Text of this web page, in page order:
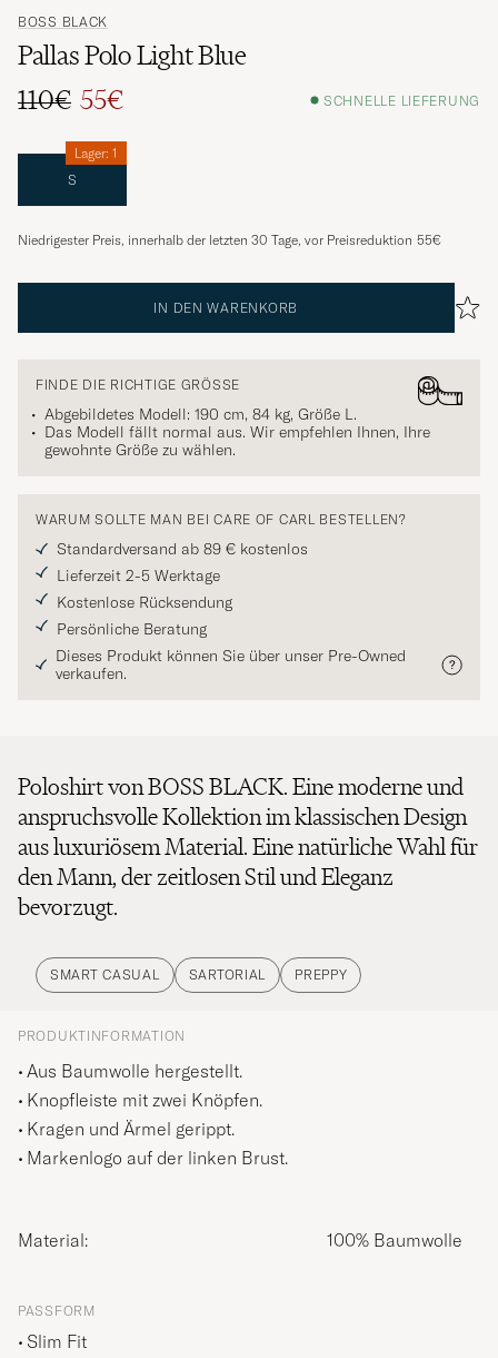
BOSS BLACK
Pallas Polo Light Blue
110€ 55€ SCHNELLE LIEFERUNG
S
Lager: 1
Niedrigester Preis, innerhalb der letzten 30 Tage, vor Preisreduktion 55€
IN DEN WARENKORB
FINDE DIE RICHTIGE GRÖSSE
Abgebildetes Modell: 190 cm, 84 kg, Größe L.
Das Modell fällt normal aus. Wir empfehlen Ihnen, Ihre
gewohnte Größe zu wählen.
WARUM SOLLTE MAN BEI CARE OF CARL BESTELLEN?
Standardversand ab 89 € kostenlos
Lieferzeit 2-5 Werktage
Kostenlose Rücksendung
Persönliche Beratung
Dieses Produkt können Sie über unser Pre-Owned
verkaufen.
Poloshirt von BOSS BLACK. Eine moderne und
anspruchsvolle Kollektion im klassischen Design
aus luxuriösem Material. Eine natürliche Wahl für
den Mann, der zeitlosen Stil und Eleganz
bevorzugt.
SMART CASUAL SARTORIAL PREPPY
PRODUKTINFORMATION
Aus Baumwolle hergestellt.
Knopfleiste mit zwei Knöpfen.
Kragen und Ärmel gerippt.
Markenlogo auf der linken Brust.
Material: 100% Baumwolle
PASSFORM
Slim Fit